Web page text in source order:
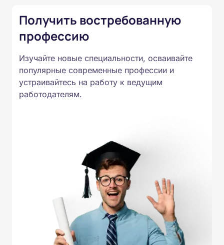
соответствии с Федеральными
государственными
профессионального образования.
Удостоверения и дипломы о
прохождении обучения
Получить востребованную
профессию
Изучайте новые специальности, осваивайте
популярные современные профессии и
устраивайтесь на работу к ведущим
работодателям.